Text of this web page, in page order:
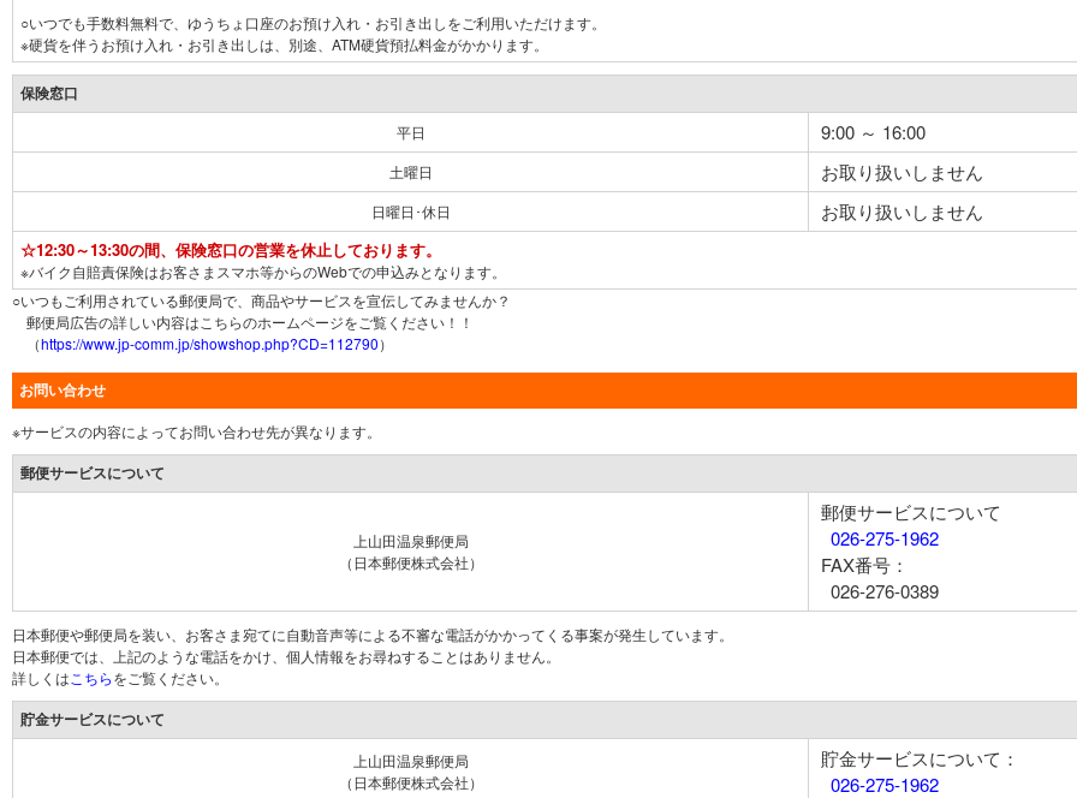
○いつでも手数料無料で、ゆうちょ口座のお預け入れ・お引き出しをご利用いただけます。
※硬貨を伴うお預け入れ・お引き出しは、別途、ATM硬貨預払料金がかかります。
保険窓口
平日 9:00 ～ 16:00
土曜日 お取り扱いしません
日曜日･休日 お取り扱いしません
☆12:30～13:30の間、保険窓口の営業を休止しております。
※バイク自賠責保険はお客さまスマホ等からのWebでの申込みとなります。
○いつもご利用されている郵便局で、商品やサービスを宣伝してみませんか？
郵便局広告の詳しい内容はこちらのホームページをご覧ください！！
（https://www.jp-comm.jp/showshop.php?CD=112790）
お問い合わせ
※サービスの内容によってお問い合わせ先が異なります。
郵便サービスについて
上山田温泉郵便局
（日本郵便株式会社）
郵便サービスについて
026-275-1962
FAX番号：
026-276-0389
日本郵便や郵便局を装い、お客さま宛てに自動音声等による不審な電話がかかってくる事案が発生しています。
日本郵便では、上記のような電話をかけ、個人情報をお尋ねすることはありません。
詳しくは こちらをご覧ください。
貯金サービスについて
上山田温泉郵便局
（日本郵便株式会社）
貯金サービスについて：
026-275-1962